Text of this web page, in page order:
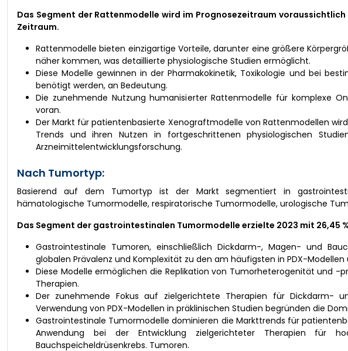
Das Segment der Rattenmodelle wird im Prognosezeitraum
Zeitraum.
Rattenmodelle bieten einzigartige Vorteile, darunter eine größere
näher kommen, was detaillierte physiologische Studien ermöglicht.
Diese Modelle gewinnen in der Pharmakokinetik, Toxikologie und bei
benötigt werden, an Bedeutung.
Die zunehmende Nutzung humanisierter Rattenmodelle für komplexe
voran.
Der Markt für patientenbasierte Xenograftmodelle von Rattenmodellen
Trends und ihren Nutzen in fortgeschrittenen physiologischen
Arzneimittelentwicklungsforschung.
Nach Tumortyp:
Basierend auf dem Tumortyp ist der Markt segmentiert in
hämatologische Tumormodelle, respiratorische Tumormodelle, urologische
Das Segment der gastrointestinalen Tumormodelle erzielte 2023 mit 26,45
Gastrointestinale Tumoren, einschließlich Dickdarm-, Magen- und
globalen Prävalenz und Komplexität zu den am häufigsten in PDX-
Diese Modelle ermöglichen die Replikation von Tumorheterogenität und -
Therapien.
Der zunehmende Fokus auf zielgerichtete Therapien für Dickdarm-
Verwendung von PDX-Modellen in präklinischen Studien begründen die
Gastrointestinale Tumormodelle dominieren die Markttrends für
Anwendung bei der Entwicklung zielgerichteter Therapien für
Bauchspeicheldrüsenkrebs. Tumoren.